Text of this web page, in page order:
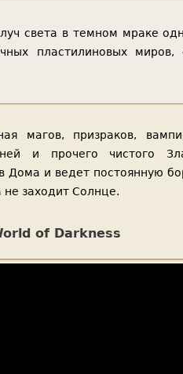
света в темном мраке
пластилиновых миров,
магов, призраков,
и прочего чистого
Дома и ведет постоянную
заходит Солнце.
of Darkness